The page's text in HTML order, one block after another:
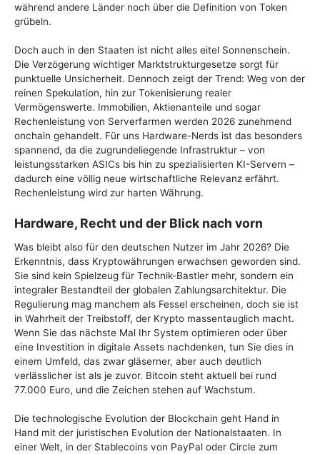
während andere Länder noch über die Definition von Token
grübeln.
Doch auch in den Staaten ist nicht alles eitel Sonnenschein.
Die Verzögerung wichtiger Marktstrukturgesetze sorgt für
punktuelle Unsicherheit. Dennoch zeigt der Trend: Weg von der
reinen Spekulation, hin zur Tokenisierung realer
Vermögenswerte. Immobilien, Aktienanteile und sogar
Rechenleistung von Serverfarmen werden 2026 zunehmend
onchain gehandelt. Für uns Hardware-Nerds ist das besonders
spannend, da die zugrundeliegende Infrastruktur – von
leistungsstarken ASICs bis hin zu spezialisierten KI-Servern –
dadurch eine völlig neue wirtschaftliche Relevanz erfährt.
Rechenleistung wird zur harten Währung.
Hardware, Recht und der Blick nach vorn
Was bleibt also für den deutschen Nutzer im Jahr 2026? Die
Erkenntnis, dass Kryptowährungen erwachsen geworden sind.
Sie sind kein Spielzeug für Technik-Bastler mehr, sondern ein
integraler Bestandteil der globalen Zahlungsarchitektur. Die
Regulierung mag manchem als Fessel erscheinen, doch sie ist
in Wahrheit der Treibstoff, der Krypto massentauglich macht.
Wenn Sie das nächste Mal Ihr System optimieren oder über
eine Investition in digitale Assets nachdenken, tun Sie dies in
einem Umfeld, das zwar gläserner, aber auch deutlich
verlässlicher ist als je zuvor. Bitcoin steht aktuell bei rund
77.000 Euro, und die Zeichen stehen auf Wachstum.
Die technologische Evolution der Blockchain geht Hand in
Hand mit der juristischen Evolution der Nationalstaaten. In
einer Welt, in der Stablecoins von PayPal oder Circle zum